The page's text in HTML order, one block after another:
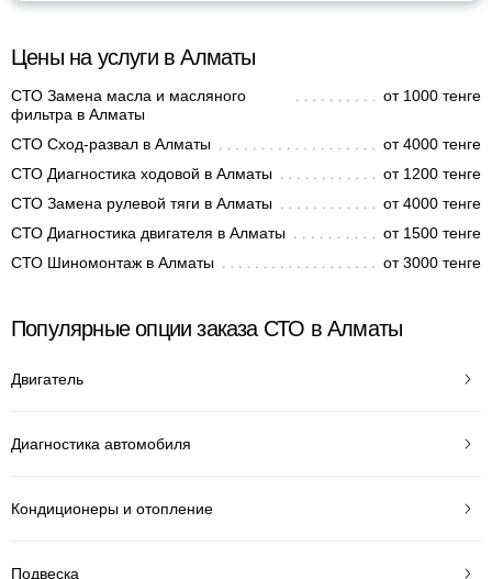
Цены на услуги в Алматы
СТО Замена масла и масляного
фильтра в Алматы
от 1000 тенге
СТО Сход-развал в Алматы
от 4000 тенге
СТО Диагностика ходовой в Алматы
от 1200 тенге
СТО Замена рулевой тяги в Алматы
от 4000 тенге
СТО Диагностика двигателя в Алматы
от 1500 тенге
СТО Шиномонтаж в Алматы
от 3000 тенге
Популярные опции заказа СТО в Алматы
Двигатель
Диагностика автомобиля
Кондиционеры и отопление
Подвеска